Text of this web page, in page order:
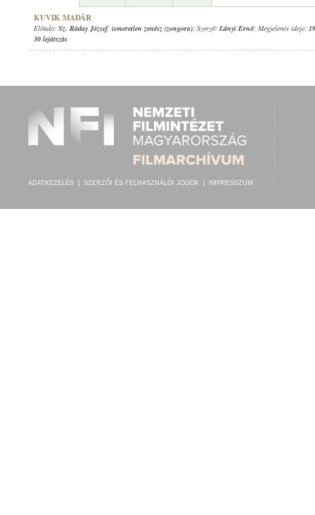
KUVIK MADÁR
Előadó: Sz. Ráday József, ismeretlen zenész (zongora); Szerző: Lányi Ernő; Megjelenés ideje:
30 lejátszás
ADATKEZELÉS SZERZŐI ÉS FELHASZNÁLÓI JOGOK IMPRESSZUM